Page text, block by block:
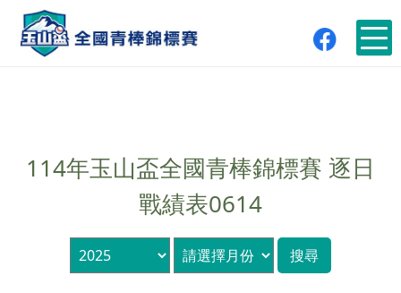
114年玉山盃全國青棒錦標賽 逐日
戰績表0614